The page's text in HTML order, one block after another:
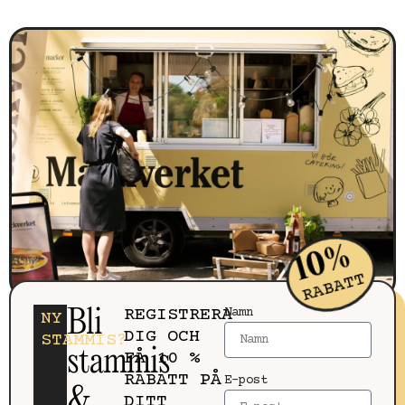
10%
RABATT
NY
STAMMIS?
Bli
stammis
REGISTRERA
DIG OCH
FÅ 10 %
RABATT PÅ
Namn
E-post